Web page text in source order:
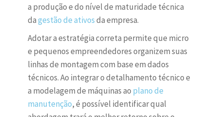
a produção e do nível de maturidade técnica
dagestão de ativosda empresa.
Adotar a estratégia correta permite que micro
e pequenos empreendedores organizem suas
linhas de montagem com base em dados
técnicos. Ao integrar o detalhamento técnico e
a modelagem de máquinas ao plano de
manutenção, é possível identificar qual